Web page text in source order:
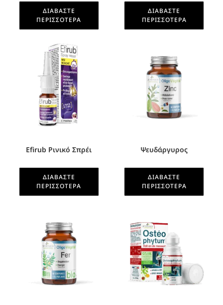
ΔΙΑΒΆΣΤΕ
ΠΕΡΙΣΣΌΤΕΡΑ
ΔΙΑΒΆΣΤΕ
ΠΕΡΙΣΣΌΤΕΡΑ
Efirub Ρινικό Σπρέι
ΔΙΑΒΆΣΤΕ
ΠΕΡΙΣΣΌΤΕΡΑ
Ψευδάργυρος
ΔΙΑΒΆΣΤΕ
ΠΕΡΙΣΣΌΤΕΡΑ